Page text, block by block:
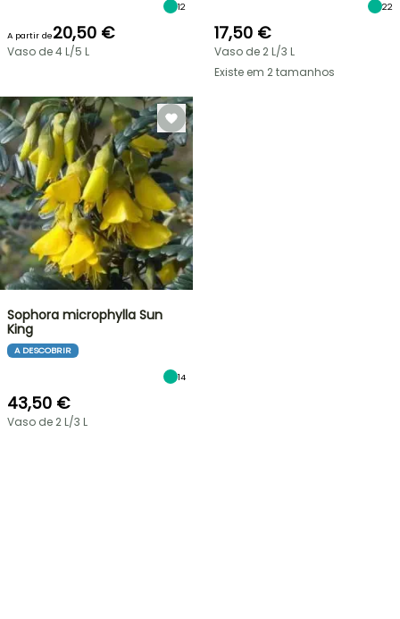
12
A partir de20,50 €
Vaso de 4 L/5 L
22
17,50 €
Vaso de 2 L/3 L
Existe em 2 tamanhos
Sophora microphylla Sun
King
A DESCOBRIR
14
43,50 €
Vaso de 2 L/3 L